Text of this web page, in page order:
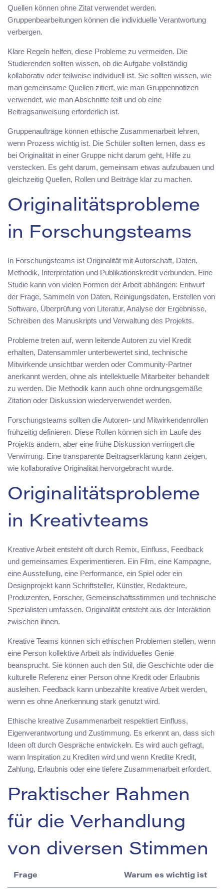
Quellen können ohne Zitat verwendet werden.
Gruppenbearbeitungen können die individuelle Verantwortung
verbergen.
Klare Regeln helfen, diese Probleme zu vermeiden. Die
Studierenden sollten wissen, ob die Aufgabe vollständig
kollaborativ oder teilweise individuell ist. Sie sollten wissen, wie
man gemeinsame Quellen zitiert, wie man Gruppennotizen
verwendet, wie man Abschnitte teilt und ob eine
Beitragsanweisung erforderlich ist.
Gruppenaufträge können ethische Zusammenarbeit lehren,
wenn Prozess wichtig ist. Die Schüler sollten lernen, dass es
bei Originalität in einer Gruppe nicht darum geht, Hilfe zu
verstecken. Es geht darum, gemeinsam etwas aufzubauen und
gleichzeitig Quellen, Rollen und Beiträge klar zu machen.
Originalitätsprobleme
in Forschungsteams
In Forschungsteams ist Originalität mit Autorschaft, Daten,
Methodik, Interpretation und Publikationskredit verbunden. Eine
Studie kann von vielen Formen der Arbeit abhängen: Entwurf
der Frage, Sammeln von Daten, Reinigungsdaten, Erstellen von
Software, Überprüfung von Literatur, Analyse der Ergebnisse,
Schreiben des Manuskripts und Verwaltung des Projekts.
Probleme treten auf, wenn leitende Autoren zu viel Kredit
erhalten, Datensammler unterbewertet sind, technische
Mitwirkende unsichtbar werden oder Community-Partner
anerkannt werden, ohne als intellektuelle Mitarbeiter behandelt
zu werden. Die Methodik kann auch ohne ordnungsgemäße
Zitation oder Diskussion wiederverwendet werden.
Forschungsteams sollten die Autoren- und Mitwirkendenrollen
frühzeitig definieren. Diese Rollen können sich im Laufe des
Projekts ändern, aber eine frühe Diskussion verringert die
Verwirrung. Eine transparente Beitragserklärung kann zeigen,
wie kollaborative Originalität hervorgebracht wurde.
Originalitätsprobleme
in Kreativteams
Kreative Arbeit entsteht oft durch Remix, Einfluss, Feedback
und gemeinsames Experimentieren. Ein Film, eine Kampagne,
eine Ausstellung, eine Performance, ein Spiel oder ein
Designprojekt kann Schriftsteller, Künstler, Redakteure,
Produzenten, Forscher, Gemeinschaftsstimmen und technische
Spezialisten umfassen. Originalität entsteht aus der Interaktion
zwischen ihnen.
Kreative Teams können sich ethischen Problemen stellen, wenn
eine Person kollektive Arbeit als individuelles Genie
beansprucht. Sie können auch den Stil, die Geschichte oder die
kulturelle Referenz einer Person ohne Kredit oder Erlaubnis
ausleihen. Feedback kann unbezahlte kreative Arbeit werden,
wenn es ohne Anerkennung stark genutzt wird.
Ethische kreative Zusammenarbeit respektiert Einfluss,
Eigenverantwortung und Zustimmung. Es erkennt an, dass sich
Ideen oft durch Gespräche entwickeln. Es wird auch gefragt,
wann Inspiration zu Krediten wird und wenn Kredite Kredit,
Zahlung, Erlaubnis oder eine tiefere Zusammenarbeit erfordert.
Praktischer Rahmen
für die Verhandlung
von diversen Stimmen
Frage Warum es wichtig ist